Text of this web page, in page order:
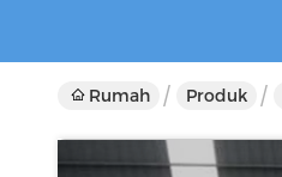
Rumah Produk